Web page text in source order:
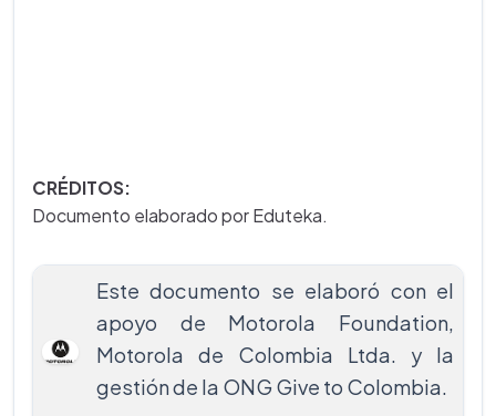
CRÉDITOS:
Documento elaborado por Eduteka.
Este documento se elaboró con el
apoyo de Motorola Foundation,
Motorola de Colombia Ltda. y la
gestión de la ONG Give to Colombia.